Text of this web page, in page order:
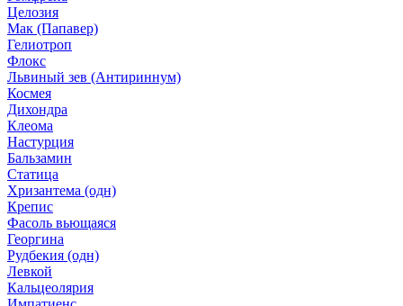
Целозия
Мак (Папавер)
Гелиотроп
Флокс
Львиный зев (Антириннум)
Космея
Дихондра
Клеома
Настурция
Бальзамин
Статица
Хризантема (одн)
Крепис
Фасоль вьющаяся
Георгина
Рудбекия (одн)
Левкой
Кальцеолярия